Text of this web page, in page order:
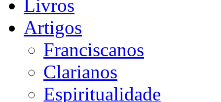
Livros
Artigos
Franciscanos
Clarianos
Espiritualidade